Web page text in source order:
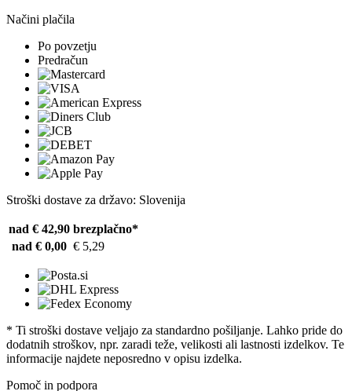
Načini plačila
Po povzetju
Predračun
Stroški dostave za državo: Slovenija
nad € 42,90 brezplačno*
nad € 0,00 € 5,29
* Ti stroški dostave veljajo za standardno pošiljanje. Lahko pride do
dodatnih stroškov, npr. zaradi teže, velikosti ali lastnosti izdelkov. Te
informacije najdete neposredno v opisu izdelka.
Pomoč in podpora